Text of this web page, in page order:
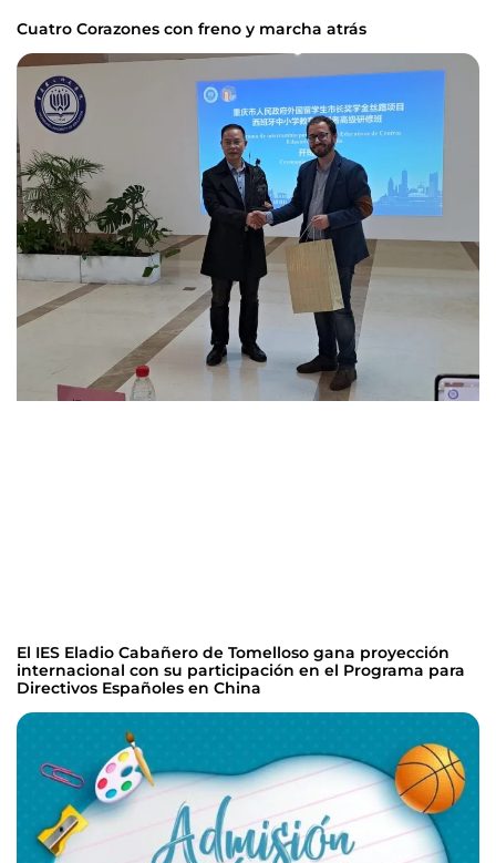
Cuatro Corazones con freno y marcha atrás
El IES Eladio Cabañero de Tomelloso gana proyección
internacional con su participación en el Programa para
Directivos Españoles en China